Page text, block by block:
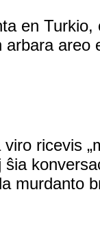
en
ricevis
murdanto